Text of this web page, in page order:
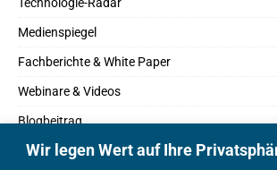
Wir legen Wert auf Ihre
Technologie-Radar
Medienspiegel
Fachberichte & White Paper
Webinare & Videos
Blogbeitrag
Fachbücher